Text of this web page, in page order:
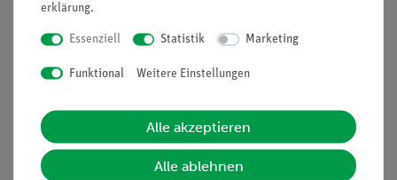
Unternehmen
Projekte und Lösungen
Presse
Hinweisgeberschutz
Beratung & Showroom
Inventarisierungs- &
Inbetriebnahme & Schulungen
Kundendienst
erklärung.
Essenziell Statistik Marketing
Funktional Weitere Einstellungen
Alle akzeptieren
Alle ablehnen